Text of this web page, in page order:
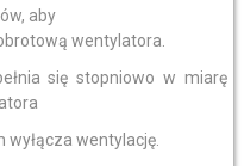
aby
wentylatora.
się stopniowo w miarę
wentylację.